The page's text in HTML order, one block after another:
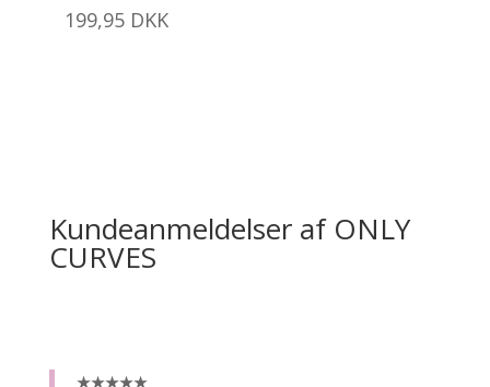
199,95 DKK
Kundeanmeldelser af ONLY
CURVES
★★★★★